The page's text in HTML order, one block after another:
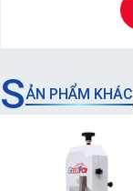
SẢN PHẨM KHÁC